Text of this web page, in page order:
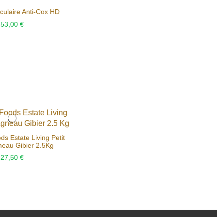
Anti-Cox HD
53,00 €
Estate Living Petit
Gibier 2.5Kg
27,50 €